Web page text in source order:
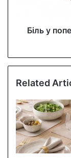
Біль у
Related